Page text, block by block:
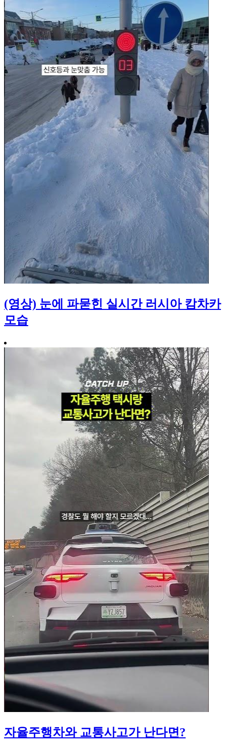
(영상) 눈에 파묻힌 실시간 러시아 캄차카
모습
자율주행차와 교통사고가 난다면?